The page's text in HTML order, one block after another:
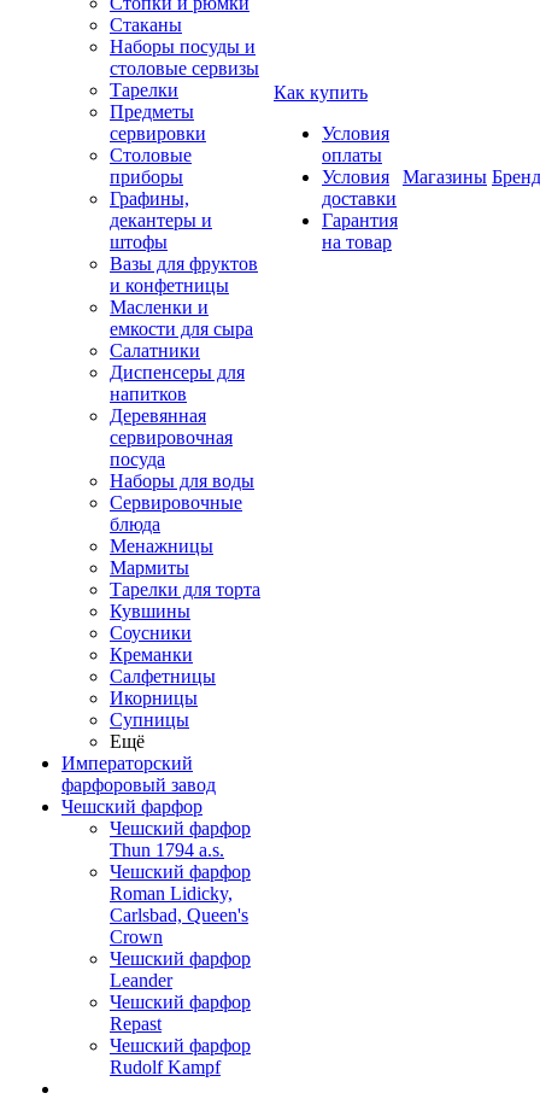
Стаканы
Наборы посуды и
столовые сервизы
Тарелки
Предметы
сервировки
Столовые
приборы
Графины,
декантеры и
штофы
Вазы для фруктов
и конфетницы
Масленки и
емкости для сыра
Салатники
Диспенсеры для
напитков
Деревянная
сервировочная
посуда
Наборы для воды
Сервировочные
блюда
Менажницы
Мармиты
Тарелки для торта
Кувшины
Соусники
Креманки
Салфетницы
Икорницы
Супницы
Ещё
Императорский
фарфоровый завод
Чешский фарфор
Чешский фарфор
Thun 1794 a.s.
Чешский фарфор
Roman Lidicky,
Carlsbad, Queen's
Crown
Чешский фарфор
Leander
Чешский фарфор
Repast
Чешский фарфор
Rudolf Kampf
Как купить
Условия
оплаты
Условия
доставки
Гарантия
на товар
Магазины